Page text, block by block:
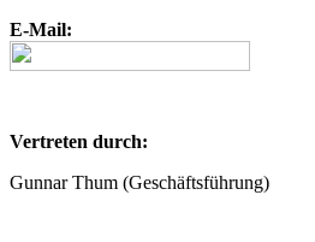
E-Mail:
Vertreten durch:
Gunnar Thum (Geschäftsführung)